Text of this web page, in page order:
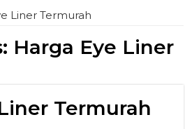
Liner Termurah
Harga Eye Liner
Termurah